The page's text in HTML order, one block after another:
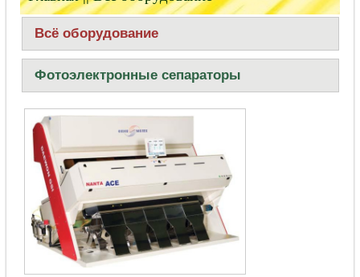
Всё оборудование
Фотоэлектронные сепараторы